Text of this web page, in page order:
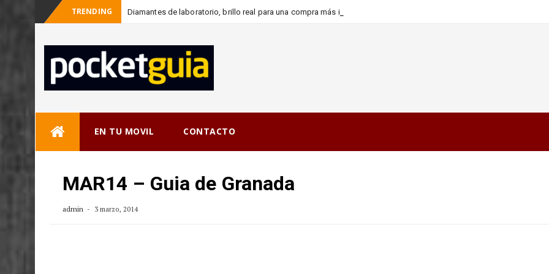
TRENDING Diamantes de laboratorio, brillo real para una compra más informada y
EN TU MOVIL CONTACTO
MAR14 – Guia de Granada